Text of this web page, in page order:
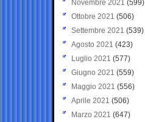
Novembre 2021 (599)
Ottobre 2021 (506)
Settembre 2021 (539)
Agosto 2021 (423)
Luglio 2021 (577)
Giugno 2021(559)
Maggio 2021 (556)
Aprile 2021 (506)
Marzo 2021 (647)